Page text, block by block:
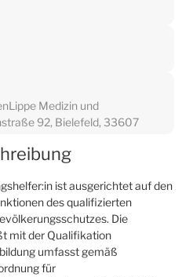
Medizin und
92, Bielefeld, 33607
ist ausgerichtet auf den
des qualifizierten
Die
mit der Qualifikation
umfasst gemäß
für